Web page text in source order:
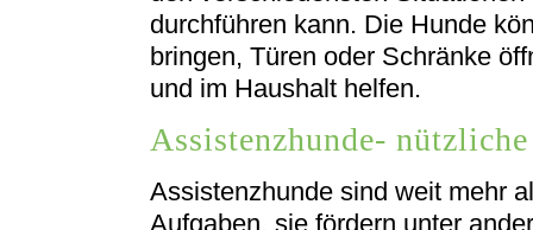
durchführen kann. Die Hunde
bringen, Türen oder Schränke
und im Haushalt helfen.
Assistenzhunde-
Assistenzhunde sind weit mehr
Aufgaben, sie fördern unter